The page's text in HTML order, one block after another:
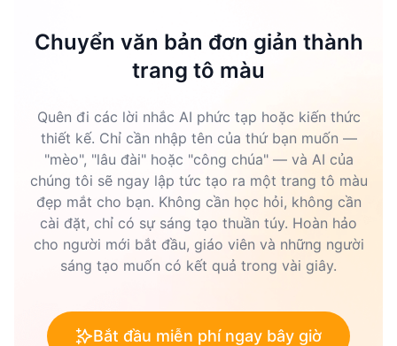
Chuyển văn bản đơn giản thành
trang tô màu
Quên đi các lời nhắc AI phức tạp hoặc kiến thức
thiết kế. Chỉ cần nhập tên của thứ bạn muốn —
"mèo", "lâu đài" hoặc "công chúa" — và AI của
chúng tôi sẽ ngay lập tức tạo ra một trang tô màu
đẹp mắt cho bạn. Không cần học hỏi, không cần
cài đặt, chỉ có sự sáng tạo thuần túy. Hoàn hảo
cho người mới bắt đầu, giáo viên và những người
sáng tạo muốn có kết quả trong vài giây.
Bắt đầu miễn phí ngay bây giờ